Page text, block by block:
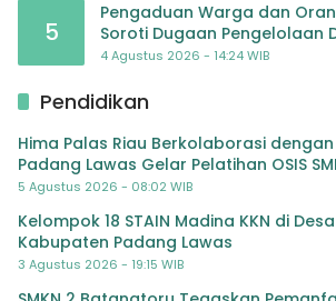
5
Pengaduan Warga dan
Soroti Dugaan Pengelolaan
TK Al-Ikhlas Tapanuli Selatan
4 Agustus 2026 - 14:24 WIB
Pendidikan
Hima Palas Riau Berkolaborasi
Padang Lawas Gelar Pelatihan OSIS
Padang Lawas
5 Agustus 2026 - 08:02 WIB
Kelompok 18 STAIN Madina KKN di
Kabupaten Padang Lawas
3 Agustus 2026 - 19:15 WIB